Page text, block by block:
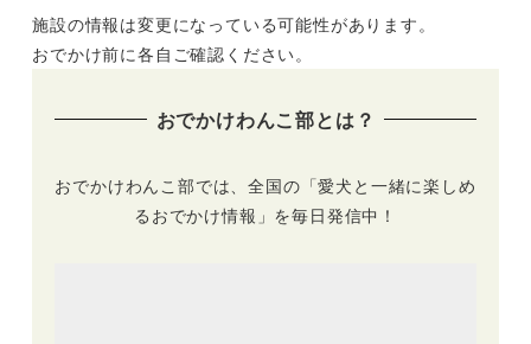
「わんダフルスプリ
ングフェスタ
会、モデル犬オーデ
くさん（わんダフル
ネイチャーヴィレッ
ジ）5/13-5/14
「Dyplus OSAKA
KITA」に屋内型ドッ
グランドオープンイ
施設の情報は変更になっている可能性があります。
おでかけ前に各自ご確認ください。
おでかけわんこ部とは？
おでかけわんこ部では、全国の「愛犬と一緒に楽しめ
るおでかけ情報」を毎日発信中！